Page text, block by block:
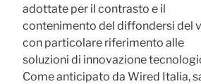
adottate per il contrasto e il
contenimento del diffondersi del
con particolare riferimento alle
soluzioni di innovazione
Come anticipato da Wired Italia,